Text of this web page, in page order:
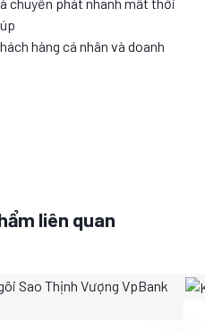
hàng cá nhân và doanh
liên quan